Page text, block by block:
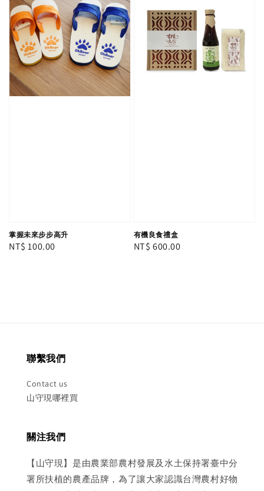
掌握未來步步高升
Regular
NT$ 100.00
有機良食禮盒
Regular
NT$ 600.00
聯繫我們
Contact us
山守現哪裡買
關注我們
【山守現】是由農業部農村發展及水土保持署臺中分
署所扶植的農產品牌，為了讓大家認識台灣農村好物